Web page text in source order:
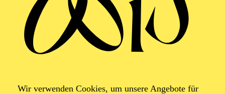
Wir verwenden Cookies, um unsere Angebote für